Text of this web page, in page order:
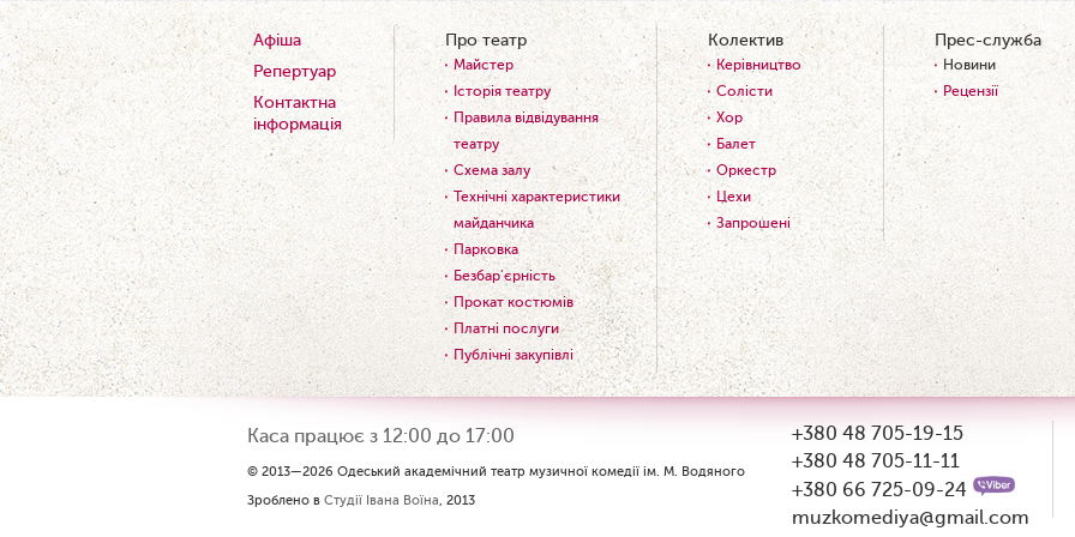
Афіша
Репертуар
Контактна
інформація
Про театр
Майстер
Історія театру
Правила відвідування
театру
Схема залу
Технічні характеристики
майданчика
Парковка
Безбар'єрність
Прокат костюмів
Платні послуги
Публічні закупівлі
Колектив
Керівництво
Солісти
Хор
Балет
Оркестр
Цехи
Запрошені
Прес-служба
Новини
Рецензії
Каса працює з 12:00 до 17:00
© 2013—2026 Одеський академічний театр музичної комедії ім. М. Водяного
Зроблено в Студії Івана Воїна, 2013
+380 48 705-19-15
+380 48 705-11-11
+380 66 725-09-24
muzkomediya@gmail.com